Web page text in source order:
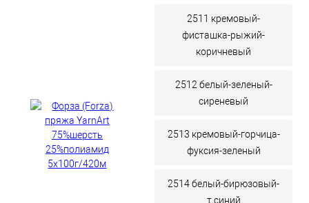
2511 кремовый-
фисташка-рыжий-
коричневый
2512 белый-зеленый-
сиреневый
2513 кремовый-горчица-
фуксия-зеленый
2514 белый-бирюзовый-
т.синий